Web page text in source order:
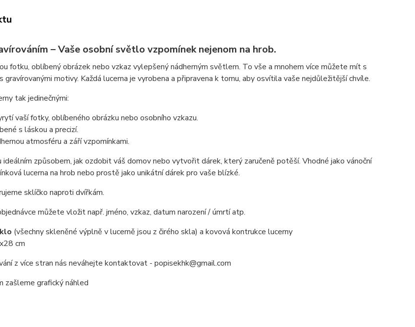
– Vaše osobní světlo vzpomínek nejenom na hrob.
fotku, oblíbený obrázek nebo vzkaz vylepšený nádherným světlem. To vše a mnohem více můžete mít s
gravírovanými motivy. Každá lucerna je vyrobena a připravena k tomu, aby osvítila vaše nejdůležitější chvíle.
tak jedinečnými:
vaší fotky, oblíbeného obrázku nebo osobního vzkazu.
s láskou a precizí.
atmosféru a září vzpomínkami.
způsobem, jak ozdobit váš domov nebo vytvořit dárek, který zaručeně potěší. Vhodné jako vánoční
lucerna na hrob nebo prostě jako unikátní dárek pro vaše blízké.
sklíčko naproti dvířkám.
můžete vložit např. jméno, vzkaz, datum narození / úmrtí atp.
(všechny skleněné výplně v lucerně jsou z čirého skla) a kovová kontrukce lucerny
cm
z více stran nás neváhejte kontaktovat - popisekhk@gmail.com
zašleme grafický náhled